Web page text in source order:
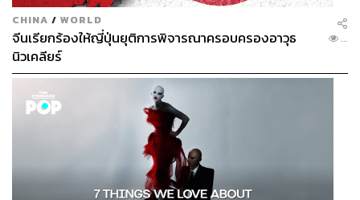
CHINA / WORLD
จีนเรียกร้องให้ญี่ปุ่นยุติการพิจารณาครอบครองอาวุธ
นิวเคลียร์
...